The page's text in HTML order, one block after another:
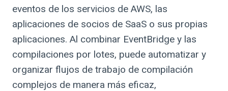
eventos de los servicios de AWS, las
aplicaciones de socios de SaaS o sus propias
aplicaciones. Al combinar EventBridge y las
compilaciones por lotes, puede automatizar y
organizar flujos de trabajo de compilación
complejos de manera más eficaz,